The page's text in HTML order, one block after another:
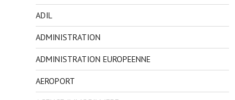
ADIL
ADMINISTRATION
ADMINISTRATION EUROPEENNE
AEROPORT